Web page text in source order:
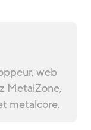
web
MetalZone,
metalcore.